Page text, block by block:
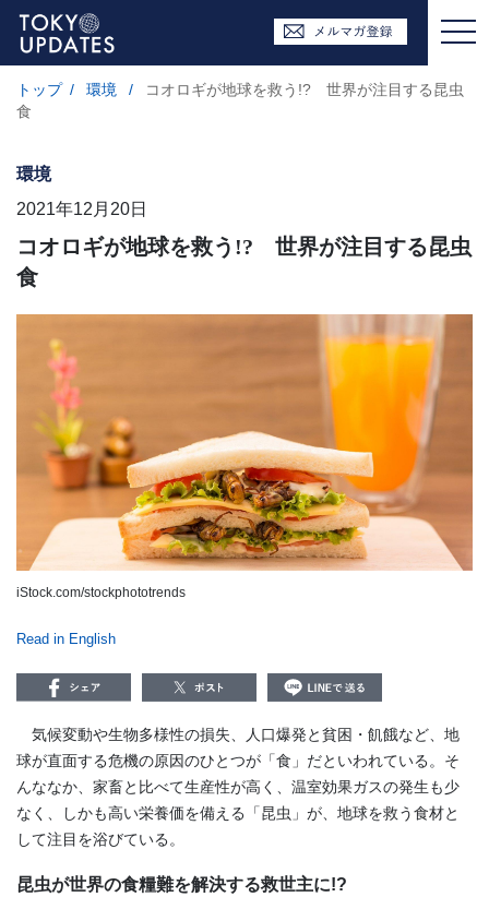
トップ / 環境 /
コオロギが地球を救う!? 世界が注目する昆虫
食
環境
2021年12月20日
コオロギが地球を救う!? 世界が注目する昆虫
食
iStock.com/stockphototrends
Read in English
気候変動や生物多様性の損失、人口爆発と貧困・飢餓など、地
球が直面する危機の原因のひとつが「食」だといわれている。そ
んななか、家畜と比べて生産性が高く、温室効果ガスの発生も少
なく、しかも高い栄養価を備える「昆虫」が、地球を救う食材と
して注目を浴びている。
昆虫が世界の食糧難を解決する救世主に!?